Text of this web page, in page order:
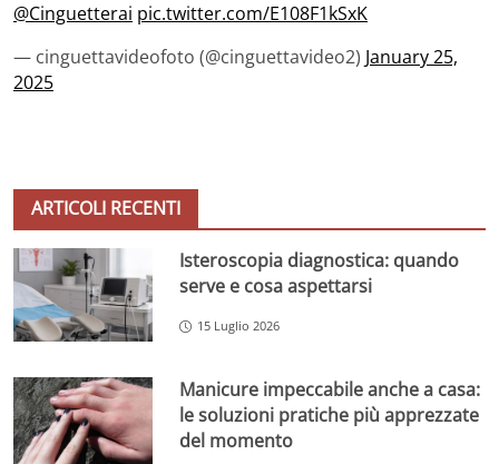
@Cinguetterai pic.twitter.com/E108F1kSxK
— cinguettavideofoto (@cinguettavideo2) January 25,
2025
ARTICOLI RECENTI
Isteroscopia diagnostica: quando
serve e cosa aspettarsi
15 Luglio 2026
Manicure impeccabile anche a casa:
le soluzioni pratiche più apprezzate
del momento